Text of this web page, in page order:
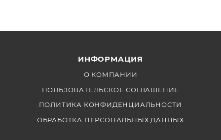
ИНФОРМАЦИЯ
О КОМПАНИИ
ПОЛЬЗОВАТЕЛЬСКОЕ СОГЛАШЕНИЕ
ПОЛИТИКА КОНФИДЕНЦИАЛЬНОСТИ
ОБРАБОТКА ПЕРСОНАЛЬНЫХ ДАННЫХ